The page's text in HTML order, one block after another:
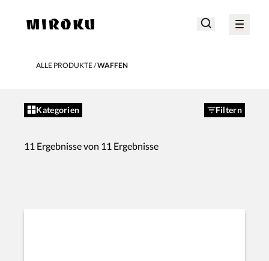
ALLE PRODUKTE WAFFEN
Kategorien Filtern
11 Ergebnisse von 11 Ergebnisse